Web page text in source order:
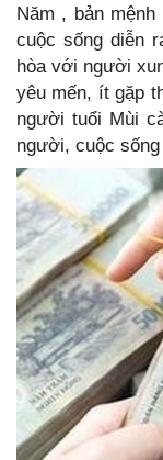
Năm , bản
cuộc sống diễn
hòa với người
yêu mến, ít gặp
người tuổi Mùi
người, cuộc